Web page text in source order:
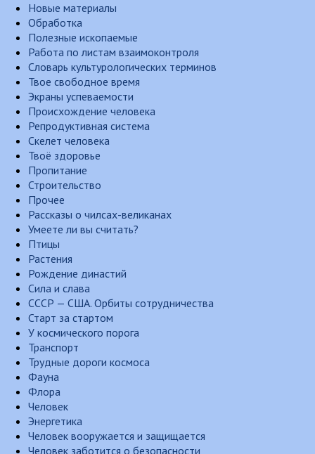
Новые материалы
Обработка
Полезные ископаемые
Работа по листам взаимоконтроля
Словарь культурологических терминов
Твое свободное время
Экраны успеваемости
Происхождение человека
Репродуктивная система
Скелет человека
Твоё здоровье
Пропитание
Строительство
Прочее
Рассказы о чилсах-великанах
Умеете ли вы считать?
Птицы
Растения
Рождение династий
Сила и слава
СССР — США. Орбиты сотрудничества
Старт за стартом
У космического порога
Транспорт
Трудные дороги космоса
Фауна
Флора
Человек
Энергетика
Человек вооружается и защищается
Человек заботится о безопасности